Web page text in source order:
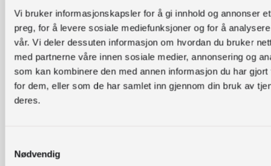
Vi bruker informasjonskapsler for å gi innhold og annonser
preg, for å levere sosiale mediefunksjoner og for å
vår. Vi deler dessuten informasjon om hvordan du bruker
med partnerne våre innen sosiale medier, annonsering og
som kan kombinere den med annen informasjon du har gjort
for dem, eller som de har samlet inn gjennom din bruk av
deres.
Nødvendig